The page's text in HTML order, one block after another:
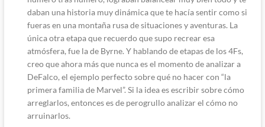
daban una historia muy dinámica que te hacía sentir como si
fueras en una montaña rusa de situaciones y aventuras. La
única otra etapa que recuerdo que supo recrear esa
atmósfera, fue la de Byrne. Y hablando de etapas de los 4Fs,
creo que ahora más que nunca es el momento de analizar a
DeFalco, el ejemplo perfecto sobre qué no hacer con “la
primera familia de Marvel”. Si la idea es escribir sobre cómo
arreglarlos, entonces es de perogrullo analizar el cómo no
arruinarlos.